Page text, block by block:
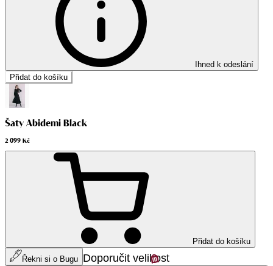
Ihned k odeslání
Přidat do košíku
Šaty Abidemi Black
2 099 Kč
Přidat do košíku
Řekni si o Bugu Doporučit velikost